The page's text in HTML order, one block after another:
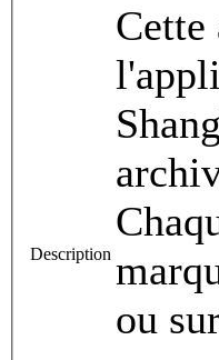
Description
Cette
ou